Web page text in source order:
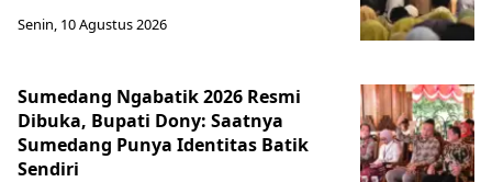
Senin, 10 Agustus 2026
Sumedang Ngabatik 2026 Resmi
Dibuka, Bupati Dony: Saatnya
Sumedang Punya Identitas Batik
Sendiri